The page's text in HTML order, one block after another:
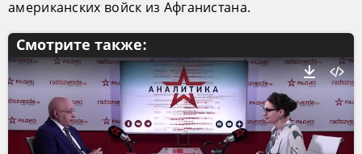
американских войск из Афганистана.
Смотрите также: